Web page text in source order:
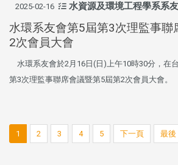
2025-02-16 水資源及環境工程學系系
水環系友會第5屆第3次理監事聯
2次會員大會
水環系友會於2月16日(日)上午10時30分，在
第3次理監事聯席會議暨第5屆第2次會員大會。
1 2 3 4 5 下一頁 最後